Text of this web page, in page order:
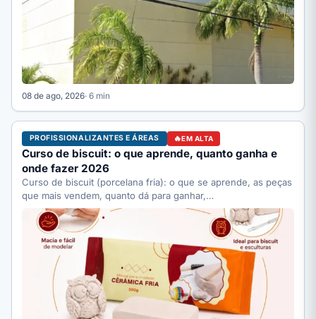
08 de ago, 2026· 6 min
PROFISSIONALIZANTES E ÁREAS EM ALTA
Curso de biscuit: o que aprende, quanto ganha e
onde fazer 2026
Curso de biscuit (porcelana fria): o que se aprende, as peças
que mais vendem, quanto dá para ganhar,…